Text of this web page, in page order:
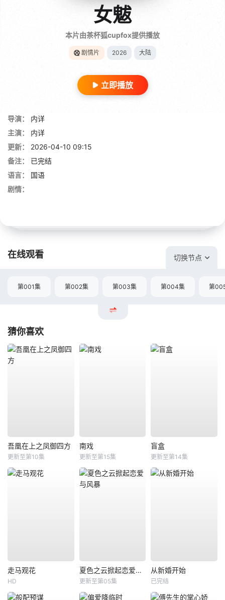
女魃
本片由茶杯狐cupfox提供播放
剧情片 2026 大陆
立即播放
导演：
内详
主演：
内详
更新：
2026-04-10 09:15
备注：
已完结
语言：
国语
剧情：
在线观看 切换节点
第001集 第002集 第003集 第004集 第
猜你喜欢
吾凰在上之凤御四方
更新至第10集
南戏
更新至第15集
盲盒
更新至第14集
走马观花
HD
夏色之云掀起恋爱与风暴
更新至第05集
从新婚开始
已完结